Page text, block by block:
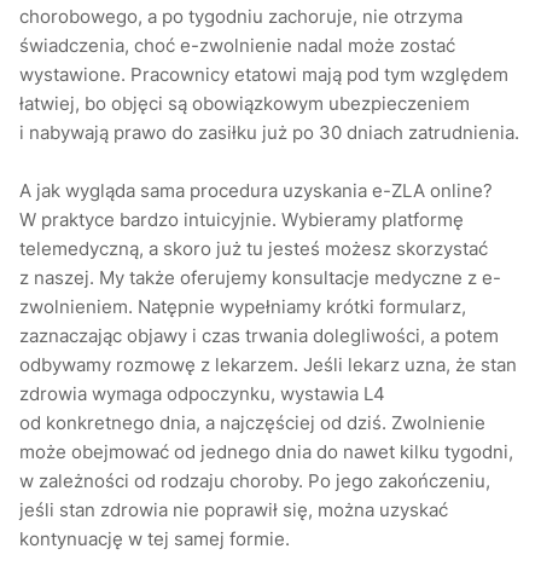
chorobowego, a po tygodniu zachoruje, nie otrzyma
świadczenia, choć e-zwolnienie nadal może zostać
wystawione. Pracownicy etatowi mają pod tym względem
łatwiej, bo objęci są obowiązkowym ubezpieczeniem
i nabywają prawo do zasiłku już po 30 dniach zatrudnienia.
A jak wygląda sama procedura uzyskania e-ZLA online?
W praktyce bardzo intuicyjnie. Wybieramy platformę
telemedyczną, a skoro już tu jesteś możesz skorzystać
z naszej. My także oferujemy konsultacje medyczne z e-
zwolnieniem. Natępnie wypełniamy krótki formularz,
zaznaczając objawy i czas trwania dolegliwości, a potem
odbywamy rozmowę z lekarzem. Jeśli lekarz uzna, że stan
zdrowia wymaga odpoczynku, wystawia L4
od konkretnego dnia, a najczęściej od dziś. Zwolnienie
może obejmować od jednego dnia do nawet kilku tygodni,
w zależności od rodzaju choroby. Po jego zakończeniu,
jeśli stan zdrowia nie poprawił się, można uzyskać
kontynuację w tej samej formie.